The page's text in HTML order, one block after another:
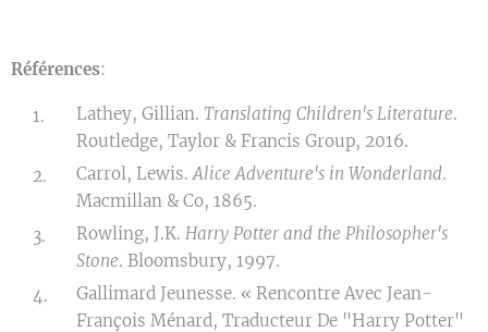
Références:
Lathey, Gillian. Translating Children's Literature.
Routledge, Taylor & Francis Group, 2016.
Carrol, Lewis.Alice Adventure's in Wonderland.
Macmillan & Co, 1865.
Rowling, J.K. Harry Potter and the Philosopher's
Stone. Bloomsbury, 1997.
Gallimard Jeunesse. « Rencontre Avec Jean-
François Ménard, Traducteur De "Harry Potter"